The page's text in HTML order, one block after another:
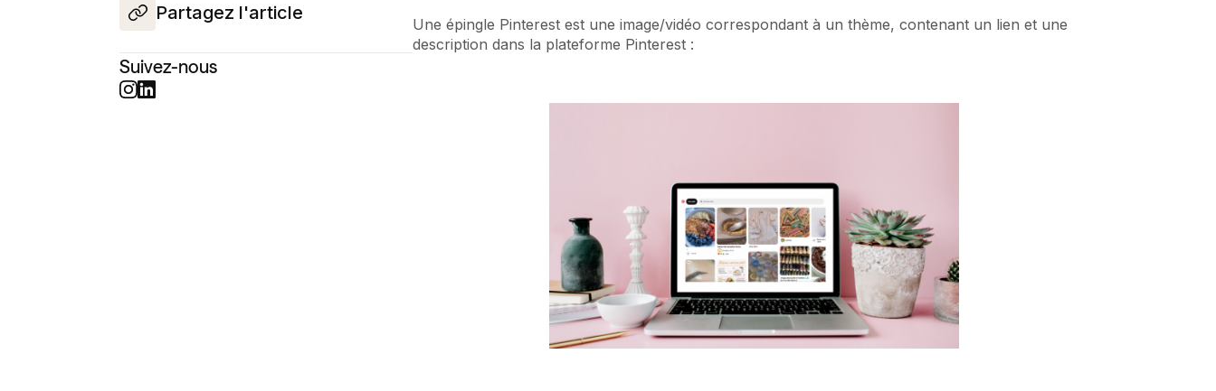
Partagez l'article
Suivez-nous
Une épingle Pinterest est une image/vidéo correspondant à un thème, contenant un lien et une
description dans la plateforme Pinterest :